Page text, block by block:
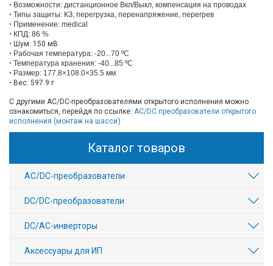
Возможности: дистанционное Вкл/Выкл, компенсация на проводах
Типы защиты: КЗ, перегрузка, перенапряжение, перегрев
Применение: medical
КПД: 86 %
Шум: 150 мВ
Рабочая температура: -20...70 ºС
Температура хранения: -40...85 ºС
Размер: 177.8×108.0×35.5 мм
Вес: 597.9 г
C другими AC/DC-преобразователями открытого исполнения можно
ознакомиться, перейдя по ссылке: AC/DC преобразователи открытого
исполнения (монтаж на шасси)
Каталог товаров
AC/DC-преобразователи
DC/DC-преобразователи
DC/AC-инверторы
Аксессуары для ИП